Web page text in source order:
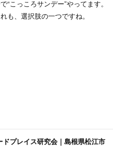
こっころサンデー”やってます。
も、選択肢の一つですね。
ドプレイス研究会｜島根県松江市